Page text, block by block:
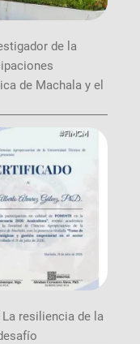
de la
de Machala y el
resiliencia de la